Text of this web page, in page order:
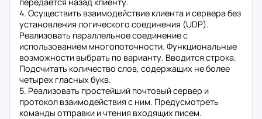
4. Осуществить взаимодействие клиента и сервера без
установления логического соединения (UDP).
Реализовать параллельное соединение с
использованием многопоточности. Функциональные
возможности выбрать по варианту. Вводится строка.
Подсчитать количество слов, содержащих не более
четырех гласных букв.
5. Реализовать простейший почтовый сервер и
протокол взаимодействия с ним. Предусмотреть
команды отправки и чтения входящих писем.